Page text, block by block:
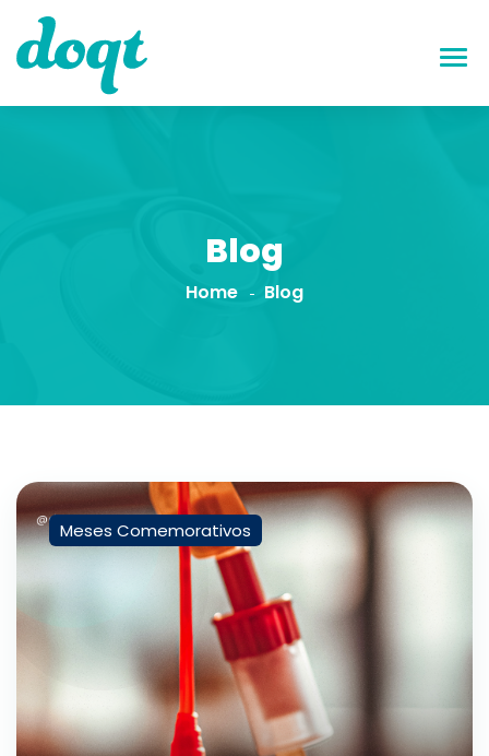
Blog
Home Blog
Meses Comemorativos